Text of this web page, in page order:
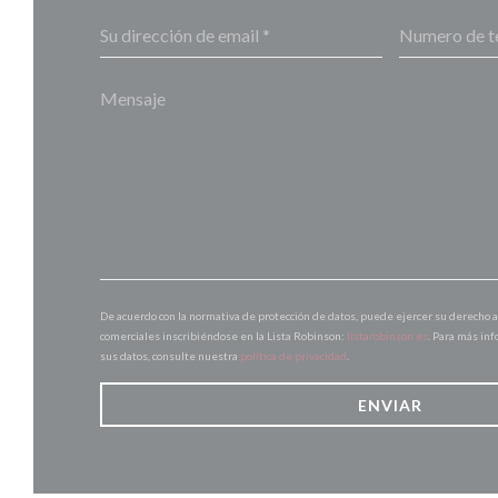
De acuerdo con la normativa de protección de datos, puede ejercer su derecho
comerciales inscribiéndose en la Lista Robinson: listarobinson.es . Para más
sus datos, consulte nuestra política de privacidad